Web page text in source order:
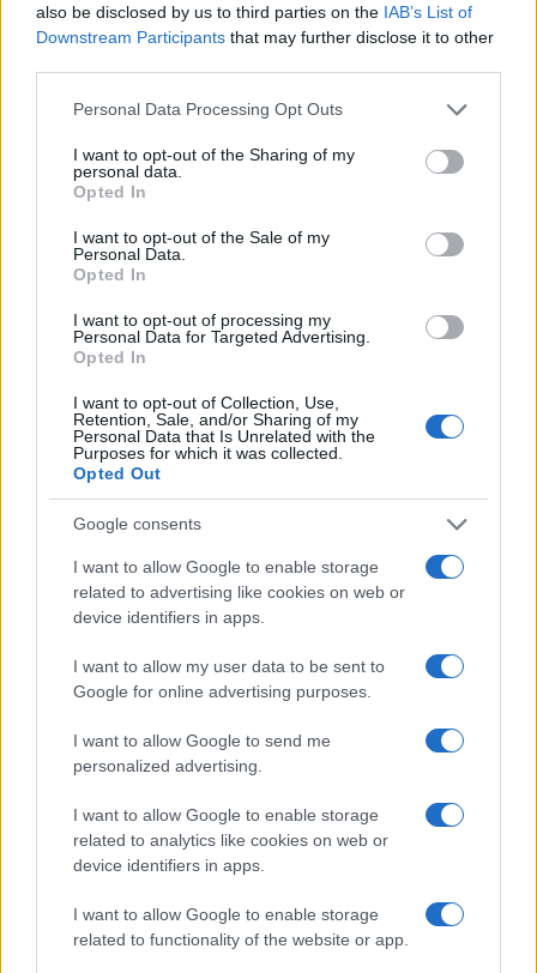
also be disclosed by us to third parties on the IAB’s List of
Downstream Participants that may further disclose it to other
Please note that this website/app uses one or more Google
not limited to your visit or usage behaviour. You may click to
grant or deny consent to Google and its third-party tags to
use your data for below specified purposes in below Google
consent section.
Personal Data Processing Opt Outs
I want to opt-out of the Sharing of my
personal data.
Opted In
I want to opt-out of the Sale of my
Personal Data.
Opted In
I want to opt-out of processing my
Personal Data for Targeted Advertising.
Opted In
I want to opt-out of Collection, Use,
Retention, Sale, and/or Sharing of my
Personal Data that Is Unrelated with the
Purposes for which it was collected.
Opted Out
Google consents
I want to allow Google to enable storage
related to advertising like cookies on web or
device identifiers in apps.
I want to allow my user data to be sent to
Google for online advertising purposes.
I want to allow Google to send me
personalized advertising.
I want to allow Google to enable storage
related to analytics like cookies on web or
device identifiers in apps.
I want to allow Google to enable storage
related to functionality of the website or app.
Ακολουθείστε το iPaideia.gr στο
Tελευταίες
Στην Κατηγορία:ΕΙΔΗΣΕΙΣ
ΕΚΠΤΩΣΕΙΣ